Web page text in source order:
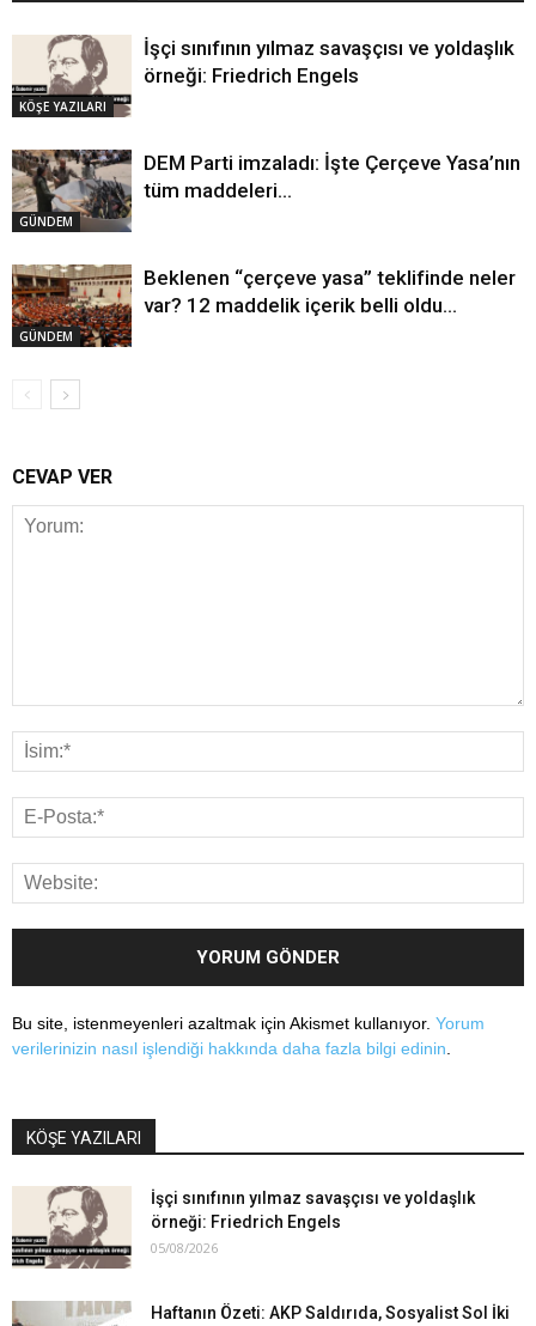
KÖŞE YAZILARI
İşçi sınıfının yılmaz savaşçısı ve yoldaşlık
örneği: Friedrich Engels
GÜNDEM
DEM Parti imzaladı: İşte Çerçeve Yasa’nın
tüm maddeleri…
GÜNDEM
Beklenen “çerçeve yasa” teklifinde neler
var? 12 maddelik içerik belli oldu…
CEVAP VER
Bu site, istenmeyenleri azaltmak için Akismet kullanıyor. Yorum
verilerinizin nasıl işlendiği hakkında daha fazla bilgi edinin.
KÖŞE YAZILARI
İşçi sınıfının yılmaz savaşçısı ve yoldaşlık
örneği: Friedrich Engels
05/08/2026
Haftanın Özeti: AKP Saldırıda, Sosyalist Sol İki